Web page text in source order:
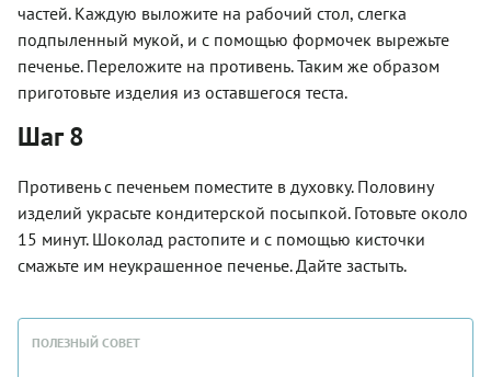
частей. Каждую выложите на рабочий стол, слегка
подпыленный мукой, и с помощью формочек вырежьте
печенье. Переложите на противень. Таким же образом
приготовьте изделия из оставшегося теста.
Шаг 8
Противень с печеньем поместите в духовку. Половину
изделий украсьте кондитерской посыпкой. Готовьте около
15 минут. Шоколад растопите и с помощью кисточки
смажьте им неукрашенное печенье. Дайте застыть.
ПОЛЕЗНЫЙ СОВЕТ